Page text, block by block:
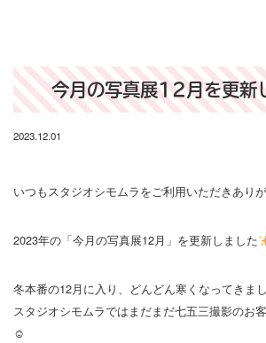
今月の写真展12月を更新
2023.12.01
いつもスタジオシモムラをご利用いただきあり
2023年の「今月の写真展12月」を更新しました
冬本番の12月に入り、どんどん寒くなってきま
スタジオシモムラではまだまだ七五三撮影のお
☺